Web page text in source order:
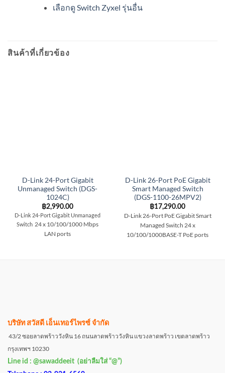
เลือกดู Switch Zyxel รุ่นอื่น
สินค้าที่เกี่ยวข้อง
D-Link 24-Port Gigabit
Unmanaged Switch (DGS-
1024C)
฿2,990.00
D-Link 24-Port Gigabit Unmanaged
Switch 24 x 10/100/1000 Mbps
LAN ports
D-Link 26-Port PoE Gigabit
Smart Managed Switch
(DGS-1100-26MPV2)
฿17,290.00
D-Link 26-Port PoE Gigabit Smart
Managed Switch 24 x
10/100/1000BASE-T PoE ports
บริษัท สวัสดี เอ็นเทอร์ไพรซ์ จำกัด
43/2 ซอยลาดพร้าววังหิน 16 ถนนลาดพร้าววังหิน แขวงลาดพร้าว เขตลาดพร้าว
กรุงเทพฯ 10230
Line id : @sawaddeeit (อย่าลืมใส่ “@”)